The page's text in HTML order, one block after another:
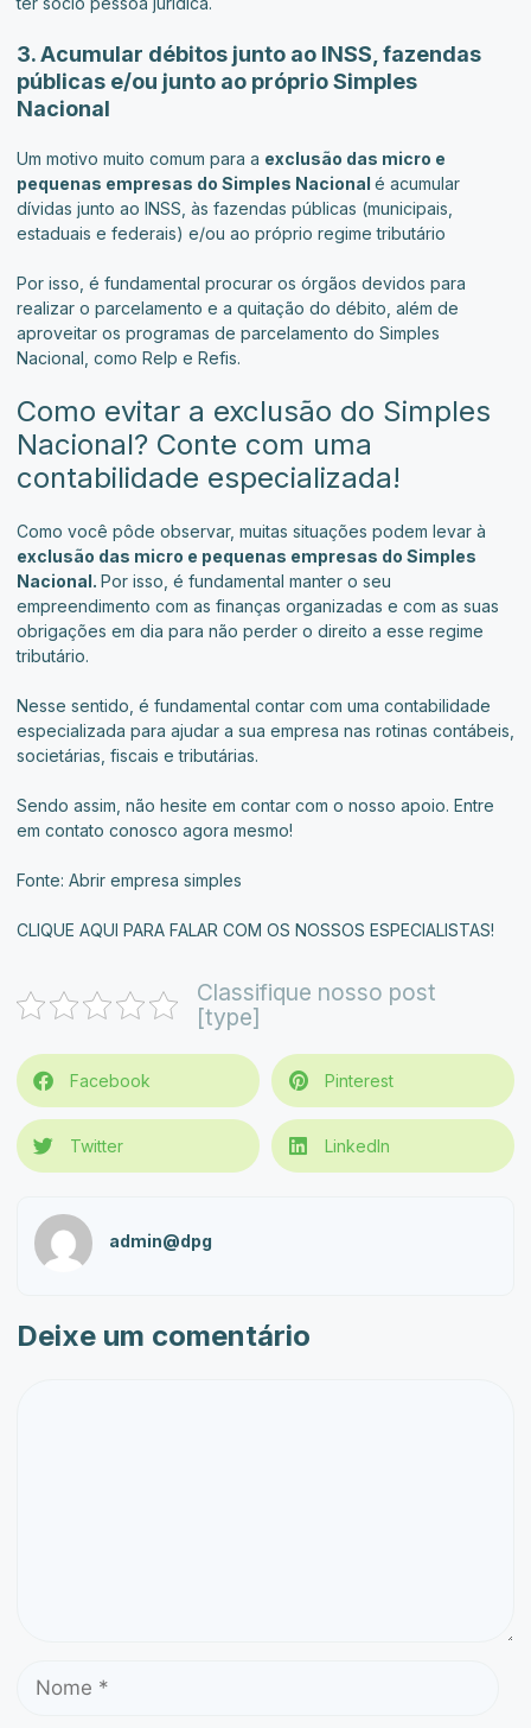
3. Acumular débitos junto ao INSS, fazendas
públicas e/ou junto ao próprio Simples
Nacional
Um motivo muito comum para a exclusão das micro e
pequenas empresas do Simples Nacional é acumular
dívidas junto ao INSS, às fazendas públicas (municipais,
estaduais e federais) e/ou ao próprio regime tributário
Por isso, é fundamental procurar os órgãos devidos para
realizar o parcelamento e a quitação do débito, além de
aproveitar os programas de parcelamento do Simples
Nacional, como Relp e Refis.
Como evitar a exclusão do Simples
Nacional? Conte com uma
contabilidade especializada!
Como você pôde observar, muitas situações podem levar à
exclusão das micro e pequenas empresas do Simples
Nacional. Por isso, é fundamental manter o seu
empreendimento com as finanças organizadas e com as suas
obrigações em dia para não perder o direito a esse regime
tributário.
Nesse sentido, é fundamental contar com uma contabilidade
especializada para ajudar a sua empresa nas rotinas contábeis,
societárias, fiscais e tributárias.
Sendo assim, não hesite em contar com o nosso apoio. Entre
em contato conosco agora mesmo!
Fonte: Abrir empresa simples
CLIQUE AQUI PARA FALAR COM OS NOSSOS ESPECIALISTAS!
Classifique nosso post
[type]
Facebook Pinterest
Twitter LinkedIn
admin@dpg
Deixe um comentário